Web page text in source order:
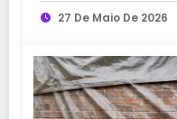
27 De Maio De 2026